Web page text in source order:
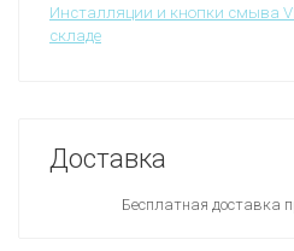
Инсталляции и кнопки смыва
складе
Доставка
Бесплатная доставка